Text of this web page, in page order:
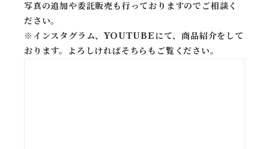
写真の追加や委託販売も行っておりますのでご相談く
ださい。
※ インスタグラム、YOUTUBEにて、商品紹介をして
おります。よろしければそちらもご覧ください。